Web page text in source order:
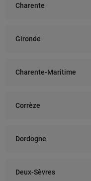
Charente
Gironde
Charente-Maritime
Corrèze
Dordogne
Deux-Sèvres